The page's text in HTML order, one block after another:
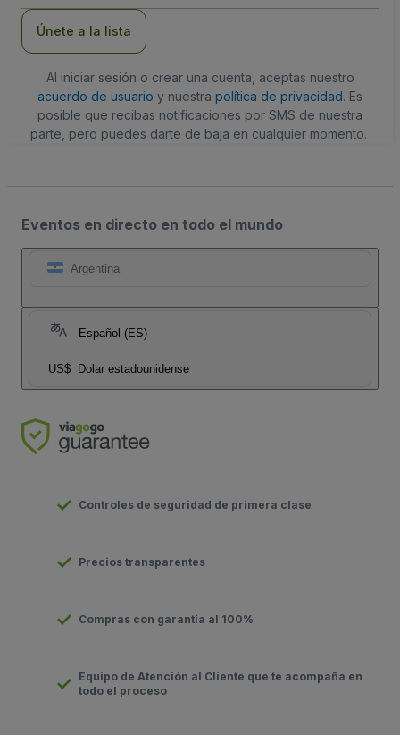
Únete a la lista
Al iniciar sesión o crear una cuenta, aceptas nuestro
acuerdo de usuario y nuestra política de privacidad. Es
posible que recibas notificaciones por SMS de nuestra
parte, pero puedes darte de baja en cualquier momento.
Eventos en directo en todo el mundo
Argentina
Español (ES)
US$ Dolar estadounidense
Controles de seguridad de primera clase
Precios transparentes
Compras con garantía al 100%
Equipo de Atención al Cliente que te acompaña en
todo el proceso